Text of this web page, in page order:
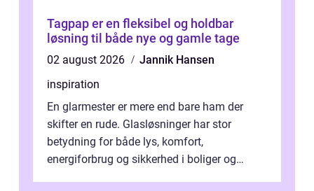
Tagpap er en fleksibel og holdbar
løsning til både nye og gamle tage
02 august 2026
Jannik Hansen
inspiration
En glarmester er mere end bare ham der
skifter en rude. Glasløsninger har stor
betydning for både lys, komfort,
energiforbrug og sikkerhed i boliger og